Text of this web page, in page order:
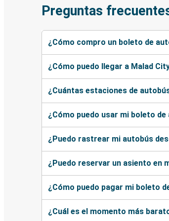
Preguntas
¿Cómo compro un boleto de
¿Cómo puedo llegar a Malad
¿Cuántas estaciones de
¿Cómo puedo usar mi boleto
¿Puedo rastrear mi autobús
¿Puedo reservar un asiento en
¿Cómo puedo pagar mi boleto
¿Cuál es el momento más